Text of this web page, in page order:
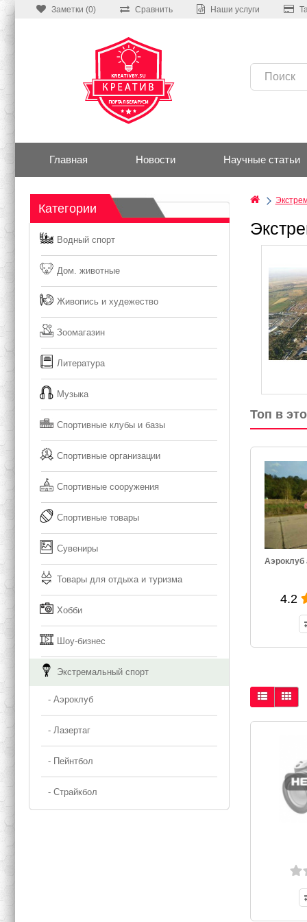
Заметки (0) Сравнить Наши услуги
Главная Новости Научные статьи
Категории
Водный спорт
Дом. животные
Живопись и худежество
Зоомагазин
Литература
Музыка
Спортивные клубы и базы
Спортивные организации
Спортивные сооружения
Спортивные товары
Сувениры
Товары для отдыха и туризма
Хобби
Шоу-бизнес
Экстремальный спорт
- Аэроклуб
- Лазертаг
- Пейнтбол
- Страйкбол
Топ в
4.2 4.1